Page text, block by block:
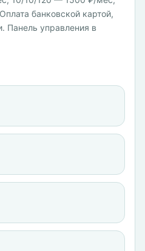
банковской картой,
Панель управления в